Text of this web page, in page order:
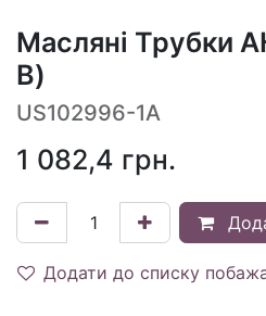
Масляні Трубки
В)
US102996-1A
1 082,4 грн.
Додати до списку